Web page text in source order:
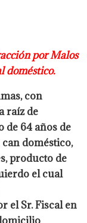
por Malos
doméstico.
con
raíz de
de 64 años de
can doméstico,
producto de
el cual
el Sr. Fiscal en